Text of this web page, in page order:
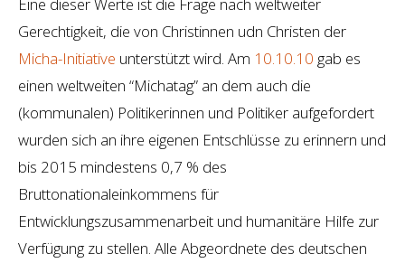
Gerechtigkeit, die von Christinnen udn Christen der
Micha-Initiative unterstützt wird. Am 10.10.10 gab es
einen weltweiten “Michatag” an dem auch die
(kommunalen) Politikerinnen und Politiker aufgefordert
wurden sich an ihre eigenen Entschlüsse zu erinnern und
bis 2015 mindestens 0,7 % des
Bruttonationaleinkommens für
Entwicklungszusammenarbeit und humanitäre Hilfe zur
Verfügung zu stellen. Alle Abgeordnete des deutschen